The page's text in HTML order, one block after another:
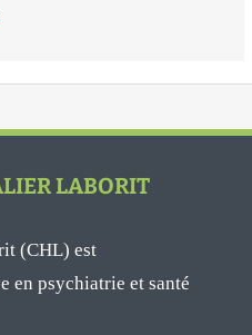
LABORIT
(CHL) est
en psychiatrie et santé